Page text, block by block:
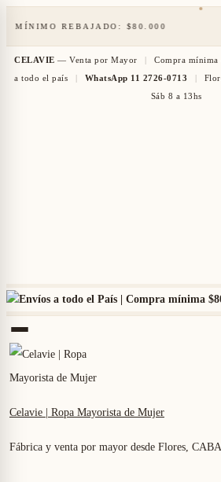
REBAJADO: $80.000
CELAVIE — Venta por Mayor | Compra mínima
a todo el país
| WhatsApp 11 2726-0713 |
Sáb 8 a 13hs
Envíos a todo el País | Compra mínima
Celavie | Ropa Mayorista de Mujer
Fábrica y venta por mayor desde Flores,